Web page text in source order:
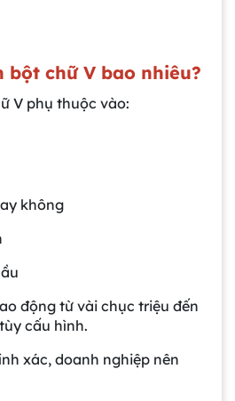
bột chữ V bao nhiêu?
V phụ thuộc vào:
không
động từ vài chục triệu đến
cấu hình.
xác, doanh nghiệp nên